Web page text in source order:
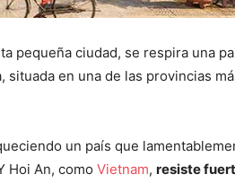
pequeña ciudad, se respira una
en una de las provincias
un país que
Hoi An, como Vietnam, resiste